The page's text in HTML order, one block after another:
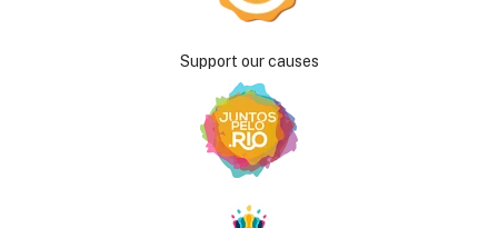
Support our causes